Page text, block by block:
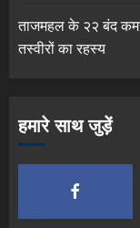
ताजमहल के २२ बंद
तस्वीरों का रहस्य
हमारे साथ जुड़ें